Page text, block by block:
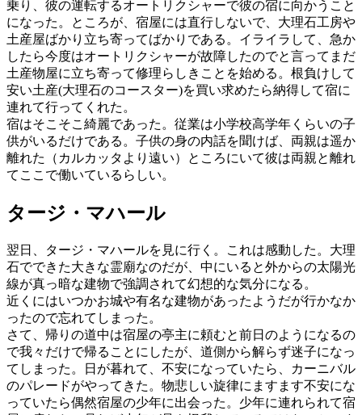
乗り、彼の運転するオートリクシャーで彼の宿に向かうこと
になった。ところが、宿屋には直行しないで、大理石工房や
土産屋ばかり立ち寄ってばかりである。イライラして、急か
したら今度はオートリクシャーが故障したのでと言ってまだ
土産物屋に立ち寄って修理らしきことを始める。根負けして
安い土産(大理石のコースター)を買い求めたら納得して宿に
連れて行ってくれた。
宿はそこそこ綺麗であった。従業は小学校高学年くらいの子
供がいるだけである。子供の身の内話を聞けば、両親は遥か
離れた（カルカッタより遠い）ところにいて彼は両親と離れ
てここで働いているらしい。
タージ・マハール
翌日、タージ・マハールを見に行く。これは感動した。大理
石でできた大きな霊廟なのだが、中にいると外からの太陽光
線が真っ暗な建物で強調されて幻想的な気分になる。
近くにはいつかお城や有名な建物があったようだが行かなか
ったので忘れてしまった。
さて、帰りの道中は宿屋の亭主に頼むと前日のようになるの
で我々だけで帰ることにしたが、道側から解らず迷子になっ
てしまった。日が暮れて、不安になっていたら、カーニバル
のパレードがやってきた。物悲しい旋律にますます不安にな
っていたら偶然宿屋の少年に出会った。少年に連れられて宿